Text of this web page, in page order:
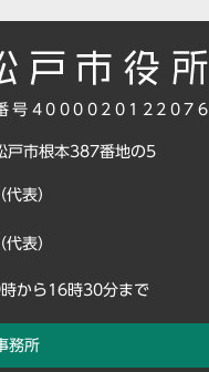
号4000020122076
市根本387番地の5
表）
表）
から16時30分まで
務所